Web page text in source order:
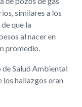
similares a los
que la
al nacer en
promedio.
Salud Ambiental
los hallazgos eran